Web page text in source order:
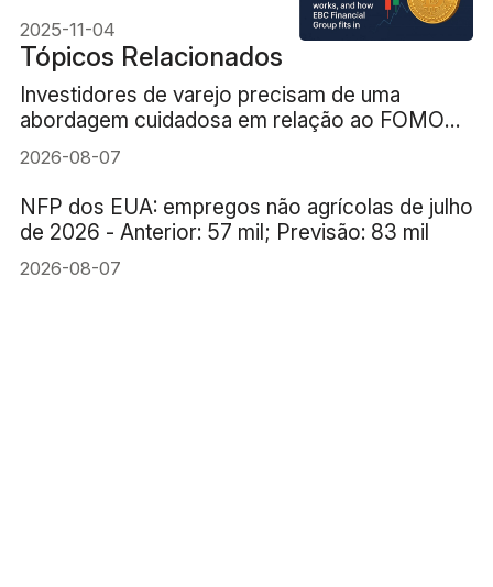
Negociar Ativos Digitais
2025-11-04
Tópicos Relacionados
Investidores de varejo precisam de uma
abordagem cuidadosa em relação ao FOMO
(medo de ficar de fora) da IA
2026-08-07
NFP dos EUA: empregos não agrícolas de julho
de 2026 - Anterior: 57 mil; Previsão: 83 mil
2026-08-07